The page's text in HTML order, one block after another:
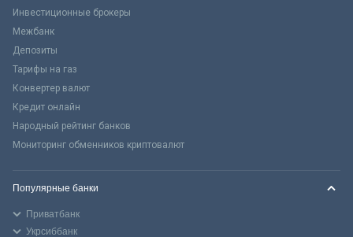
Инвестиционные брокеры
Межбанк
Депозиты
Тарифы на газ
Конвертер валют
Кредит онлайн
Народный рейтинг банков
Мониторинг обменников криптовалют
Популярные банки
Приватбанк
Укрсиббанк